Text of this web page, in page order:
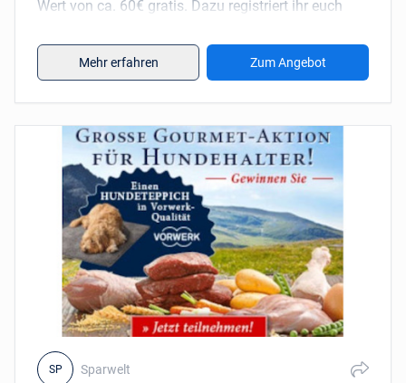
Wert von ca. 60€ gratis. Dazu registriert ihr euch
und freut euch über das tolle Welpen-Paket.
Mehr erfahren Zum Angebot
SP Sparwelt